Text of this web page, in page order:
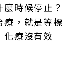
時候停止？
療，就是等標
化療沒有效